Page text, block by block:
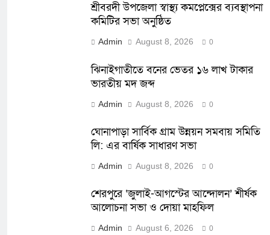
শ্রীবরদী উপজেলা স্বাস্থ্য কমপ্লেক্সের ব্যবস্থাপনা
কমিটির সভা অনুষ্ঠিত
Admin August 8, 2026 0
ঝিনাইগাতীতে বনের ভেতর ১৬ লাখ টাকার
ভারতীয় মদ জব্দ
Admin August 8, 2026 0
ঘোনাপাড়া সার্বিক গ্রাম উন্নয়ন সমবায় সমিতি
লি: এর বার্ষিক সাধারণ সভা
Admin August 8, 2026 0
শেরপুরে ‘জুলাই-আগস্টের আন্দোলন’ শীর্ষক
আলোচনা সভা ও দোয়া মাহফিল
Admin August 6, 2026 0